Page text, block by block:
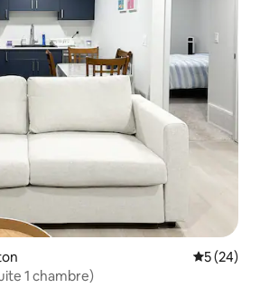
Note
5 (24)
1 chambre)